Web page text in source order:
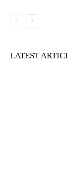
LATEST